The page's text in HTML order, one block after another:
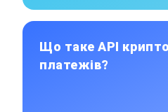
Що таке API
платежів?